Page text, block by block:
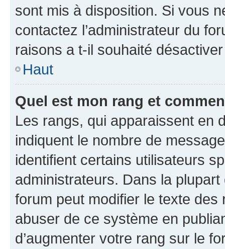
sont mis à disposition. Si vous
contactez l’administrateur du
raisons a t-il souhaité
Haut
Quel est mon rang et
Les rangs, qui apparaissent en
indiquent le nombre de
identifient certains utilisateurs
administrateurs. Dans la
forum peut modifier le texte
abuser de ce système en
d’augmenter votre rang sur le